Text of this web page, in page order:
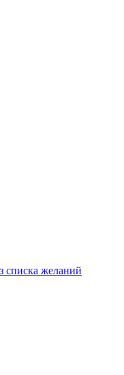
списка желаний